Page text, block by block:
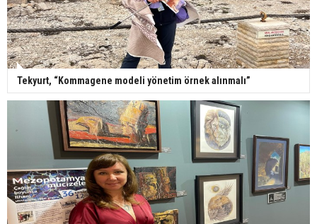
Tekyurt, “Kommagene modeli yönetim örnek alınmalı”